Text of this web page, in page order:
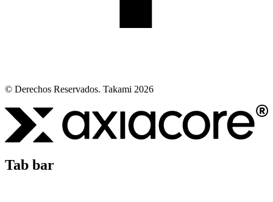
© Derechos Reservados. Takami 2026
Tab bar